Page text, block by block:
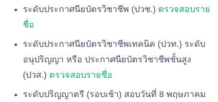
ระดับประกาศนียบัตรวิชาชีพ (ปวช.) ตรวจสอบราย
ชื่อ
ระดับประกาศนียบัตรวิชาชีพเทคนิค (ปวท.) ระดับ
อนุปริญญา หรือ ประกาศนียบัตรวิชาชีพชั้นสูง
(ปวส.) ตรวจสอบรายชื่อ
ระดับปริญญาตรี (รอบเช้า) สอบวันที่ 8 พฤษภาคม